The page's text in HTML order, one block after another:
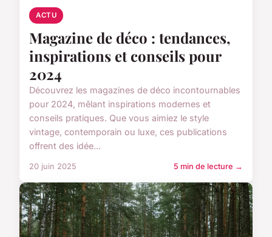
ACTU
Magazine de déco : tendances,
inspirations et conseils pour
2024
Découvrez les magazines de déco incontournables
pour 2024, mêlant inspirations modernes et
conseils pratiques. Que vous aimiez le style
vintage, contemporain ou luxe, ces publications
offrent des idée...
20 juin 2025 5 min de lecture →